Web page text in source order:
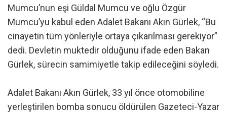
Mumcu’nun eşi Güldal Mumcu ve oğlu Özgür
Mumcu’yu kabul eden Adalet Bakanı Akın Gürlek, “Bu
cinayetin tüm yönleriyle ortaya çıkarılması gerekiyor”
dedi. Devletin muktedir olduğunu ifade eden Bakan
Gürlek, sürecin samimiyetle takip edileceğini söyledi.
Adalet Bakanı Akın Gürlek, 33 yıl önce otomobiline
yerleştirilen bomba sonucu öldürülen Gazeteci-Yazar